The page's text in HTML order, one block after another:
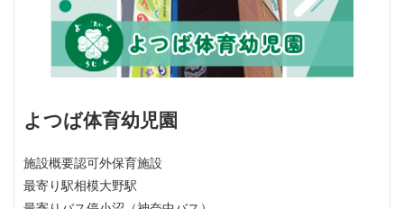
よつば体育幼児園
施設概要認可外保育施設
最寄り駅相模大野駅